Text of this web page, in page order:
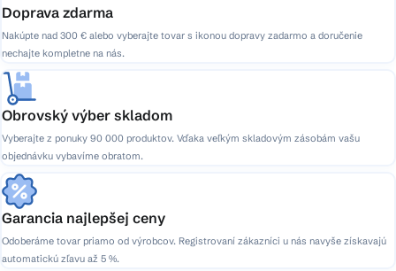
Doprava zdarma
Nakúpte nad 300 € alebo vyberajte tovar s ikonou dopravy zadarmo a doručenie
nechajte kompletne na nás.
Obrovský výber skladom
Vyberajte z ponuky 90 000 produktov. Vďaka veľkým skladovým zásobám vašu
objednávku vybavíme obratom.
Garancia najlepšej ceny
Odoberáme tovar priamo od výrobcov. Registrovaní zákazníci u nás navyše získavajú
automatickú zľavu až 5 %.